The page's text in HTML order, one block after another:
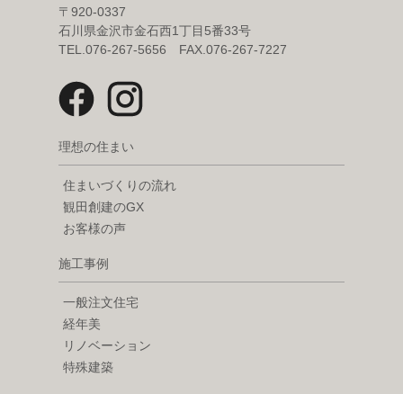
〒920-0337
石川県金沢市金石西1丁目5番33号
TEL.076-267-5656 FAX.076-267-7227
理想の住まい
住まいづくりの流れ
観田創建のGX
お客様の声
施工事例
一般注文住宅
経年美
リノベーション
特殊建築